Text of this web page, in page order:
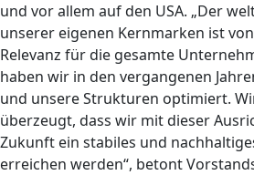
und vor allem auf den USA. „Der
unserer eigenen Kernmarken ist
Relevanz für die gesamte
haben wir in den vergangenen
und unsere Strukturen optimiert.
überzeugt, dass wir mit dieser
Zukunft ein stabiles und
erreichen werden“, betont